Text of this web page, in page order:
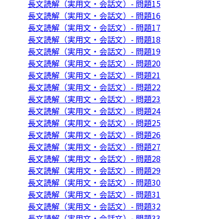
長文読解（実用文・会話文）- 問題15
長文読解（実用文・会話文）- 問題16
長文読解（実用文・会話文）- 問題17
長文読解（実用文・会話文）- 問題18
長文読解（実用文・会話文）- 問題19
長文読解（実用文・会話文）- 問題20
長文読解（実用文・会話文）- 問題21
長文読解（実用文・会話文）- 問題22
長文読解（実用文・会話文）- 問題23
長文読解（実用文・会話文）- 問題24
長文読解（実用文・会話文）- 問題25
長文読解（実用文・会話文）- 問題26
長文読解（実用文・会話文）- 問題27
長文読解（実用文・会話文）- 問題28
長文読解（実用文・会話文）- 問題29
長文読解（実用文・会話文）- 問題30
長文読解（実用文・会話文）- 問題31
長文読解（実用文・会話文）- 問題32